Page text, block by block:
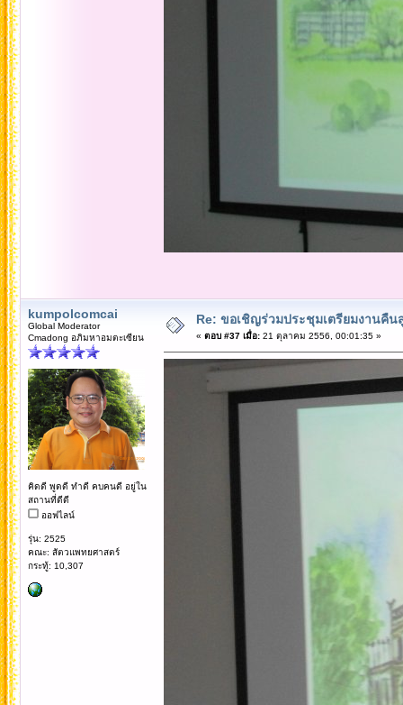
kumpolcomcai
Global Moderator
Cmadong อภิมหาอมตะเซียน
คิดดี พูดดี ทำดี คบคนดี อยู่ใน
สถานที่ดีดี
ออฟไลน์
รุ่น: 2525
คณะ: สัตวแพทยศาสตร์
กระทู้: 10,307
Re: ขอเชิญร่วมประชุมเตรียมงานคืน
« ตอบ #37 เมื่อ:21 ตุลาคม 2556, 00:01:35 »